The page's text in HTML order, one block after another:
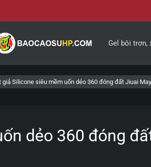
Gel bôi trơn,
giả Silicone siêu mềm uốn dẻo 360 đóng đất Jiuai
dẻo 360 đóng